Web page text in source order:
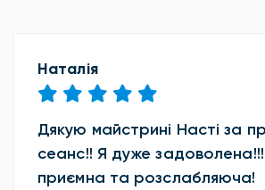
Наталія
Дякую майстрині Насті за
сеанс!! Я дуже
приємна та розслабляюча!